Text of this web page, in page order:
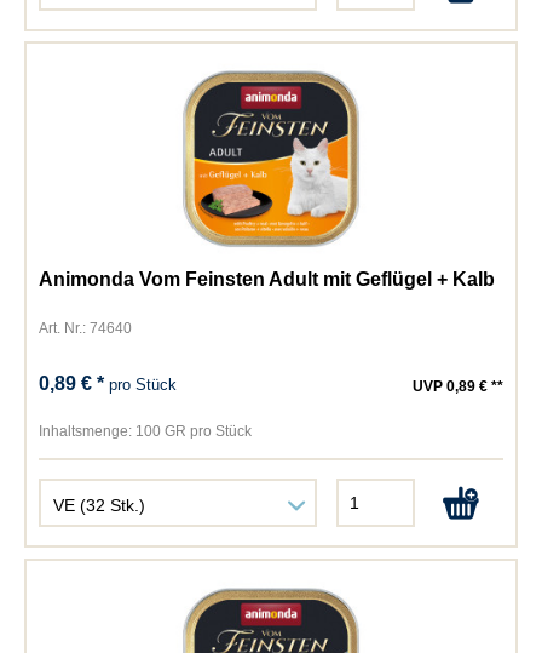
Animonda Vom Feinsten Adult mit Geflügel + Kalb
Art. Nr.: 74640
0,89 € *pro Stück UVP 0,89 € **
Inhaltsmenge: 100 GR pro Stück